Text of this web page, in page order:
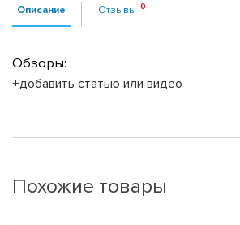
Описание Отзывы
Обзоры:
+добавить статью или видео
Похожие товары